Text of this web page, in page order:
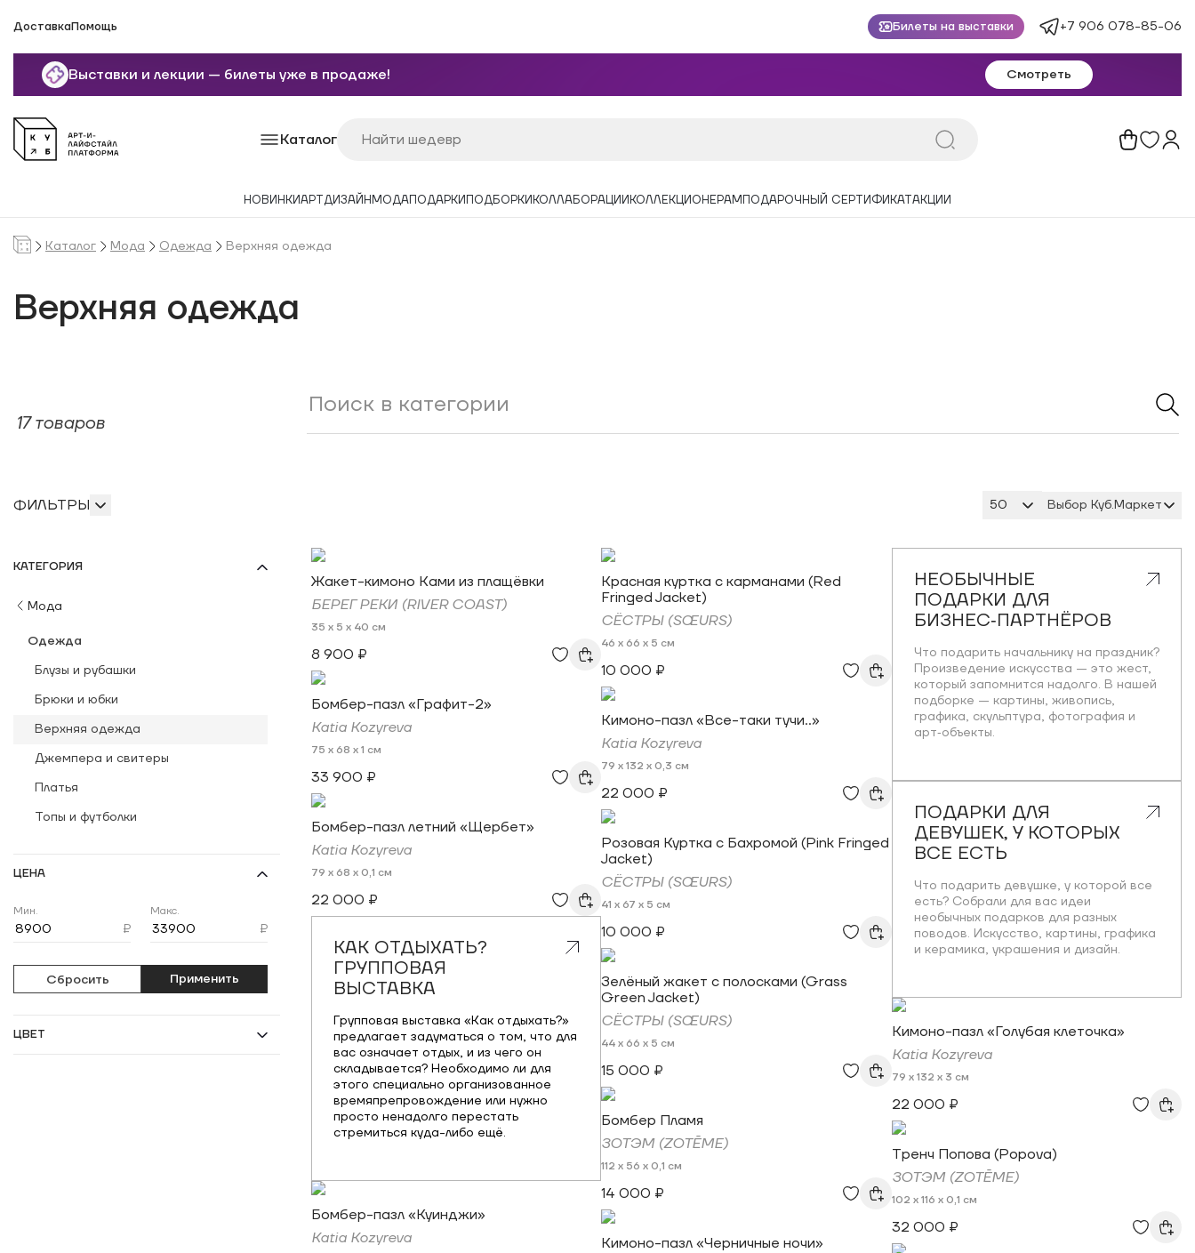
ДоставкаПомощь Билеты на выставки +7 906 078-85-06
Выставки и лекции — билеты уже в продаже! Смотреть
Каталог
НОВИНКИАРТДИЗАЙН МОДАПОДАРКИ ПОДБОРКИ КОЛЛАБОРАЦИИ КОЛЛЕКЦИОНЕРАМ ПОДАРОЧНЫЙ СЕРТИФИКАТАКЦИИ
Каталог Мода Одежда Верхняя одежда
Верхняя одежда
17 товаров
ФИЛЬТРЫ 50 Выбор Куб.Маркет
КАТЕГОРИЯ
Мода
Одежда
Блузы и рубашки
Брюки и юбки
Верхняя одежда
Джемпера и свитеры
Платья
Топы и футболки
ЦЕНА
Мин.
₽
Макс.
₽
Сбросить Применить
ЦВЕТ
Жакет-кимоно Ками из плащёвки
БЕРЕГ РЕКИ (RIVER COAST)
35 x 5 x 40 см
8 900 ₽
Бомбер-пазл «Графит-2»
Katia Kozyreva
75 x 68 x 1 см
33 900 ₽
Бомбер-пазл летний «Щербет»
Katia Kozyreva
79 x 68 x 0,1 см
22 000 ₽
КАК ОТДЫХАТЬ?
ГРУППОВАЯ
ВЫСТАВКА
Групповая выставка «Как отдыхать?»
предлагает задуматься о том, что для
вас означает отдых, и из чего он
складывается? Необходимо ли для
этого специально организованное
времяпрепровождение или нужно
просто ненадолго перестать
стремиться куда-либо ещё.
Бомбер-пазл «Куинджи»
Katia Kozyreva
Красная куртка с карманами (Red
Fringed Jacket)
СЁСТРЫ (SŒURS)
46 x 66 x 5 см
10 000 ₽
Кимоно-пазл «Все-таки тучи..»
Katia Kozyreva
79 x 132 x 0,3 см
22 000 ₽
Розовая Куртка с Бахромой (Pink Fringed
Jacket)
СЁСТРЫ (SŒURS)
41 x 67 x 5 см
10 000 ₽
Зелёный жакет с полосками (Grass
Green Jacket)
СЁСТРЫ (SŒURS)
44 x 66 x 5 см
15 000 ₽
Бомбер Пламя
ЗОТЭМ (ZOTĒME)
112 x 56 x 0,1 см
14 000 ₽
Кимоно-пазл «Черничные ночи»
НЕОБЫЧНЫЕ
ПОДАРКИ ДЛЯ
БИЗНЕС‑ПАРТНЁРОВ
Что подарить начальнику на праздник?
Произведение искусства — это жест,
который запомнится надолго. В нашей
подборке — картины, живопись,
графика, скульптура, фотография и
арт‑объекты.
ПОДАРКИ ДЛЯ
ДЕВУШЕК, У КОТОРЫХ
ВСЕ ЕСТЬ
Что подарить девушке, у которой все
есть? Собрали для вас идеи
необычных подарков для разных
поводов. Искусство, картины, графика
и керамика, украшения и дизайн.
Кимоно-пазл «Голубая клеточка»
Katia Kozyreva
79 x 132 x 3 см
22 000 ₽
Тренч Попова (Popova)
ЗОТЭМ (ZOTĒME)
102 x 116 x 0,1 см
32 000 ₽